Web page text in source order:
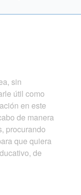
sin
útil como
en este
de manera
procurando
que quiera
de